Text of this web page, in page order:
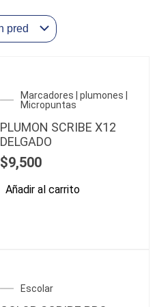
Marcadores | plumones |
Micropuntas
PLUMON SCRIBE X12
DELGADO
$9,500
Añadir al carrito
Escolar